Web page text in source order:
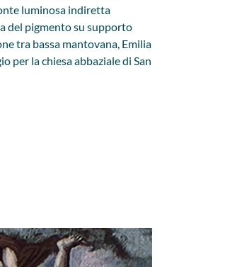
luminosa indiretta
del pigmento su supporto
tra bassa mantovana, Emilia
per la chiesa abbaziale di San